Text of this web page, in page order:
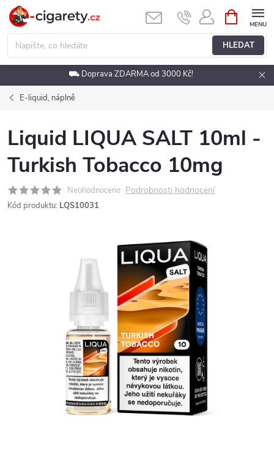
Přejít
obsah
HLEDAT
NÁKUPNÍ
KOŠÍK
⛟ Doprava ZDARMA od 3000 Kč!
E-liquid, náplně
Liquid LIQUA SALT 10ml -
Turkish Tobacco 10mg
Neohodnoceno Podrobnosti hodnocení
Kód produktu: LQS10031